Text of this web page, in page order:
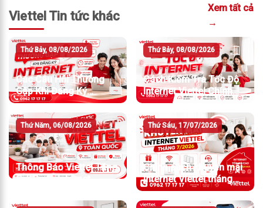
Viettel Tin tức khác
Xem tất cả
→
Thứ Bảy, 08/08/2026
Các Câu Hỏi Thường
Gặp Khi Đăng Ký
Internet Viettel
Thứ Bảy, 08/08/2026
Cách Kiểm Tra Tốc Độ
Internet Viettel Chính
Xác Nhất
Thứ Năm, 06/08/2026
Thông Báo Viettel Tăng
Giá Cước Internet
Thứ Sáu, 17/07/2026
Chính sách khuyến mãi
Internet Viettel tháng
7/2026